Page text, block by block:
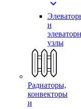
expand_more
и
узлы
Радиаторы,
конвекторы
и